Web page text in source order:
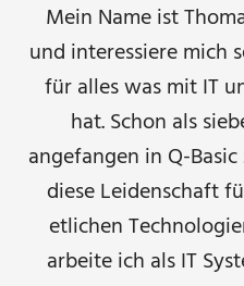
Mein Name ist
und interessiere mich
für alles was mit IT
hat. Schon als
angefangen in Q-
diese Leidenschaft
etlichen
arbeite ich als IT